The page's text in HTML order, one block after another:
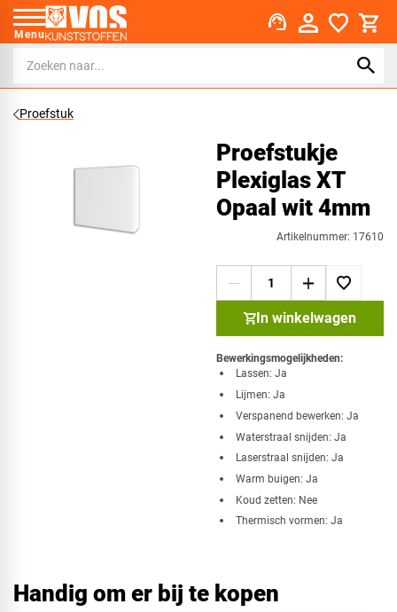
Menu support_agent
Proefstuk
Proefstukje
Plexiglas XT
Opaal wit 4mm
Artikelnummer: 17610
In winkelwagen
Bewerkingsmogelijkheden:​​
​Lassen: Ja
Lijmen: Ja
Verspanend bewerken: Ja
Waterstraal snijden: Ja
Laserstraal snijden: Ja
Warm buigen: Ja
Koud zetten: Nee
Thermisch vormen: Ja
Handig om er bij te kopen